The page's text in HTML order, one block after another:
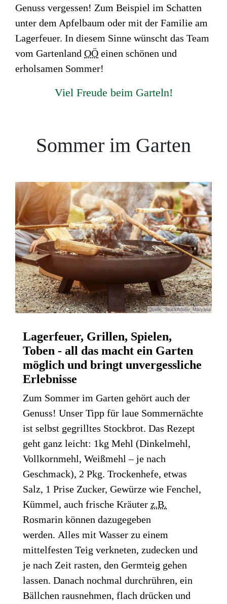
Genuss vergessen! Zum Beispiel im Schatten
unter dem Apfelbaum oder mit der Familie am
Lagerfeuer. In diesem Sinne wünscht das Team
vom Gartenland OÖ einen schönen und
erholsamen Sommer!
Viel Freude beim Garteln!
Sommer im Garten
Quelle: StockAdobe_Maryana
Lagerfeuer, Grillen, Spielen,
Toben - all das macht ein Garten
möglich und bringt unvergessliche
Erlebnisse
Zum Sommer im Garten gehört auch der
Genuss! Unser Tipp für laue Sommernächte
ist selbst gegrilltes Stockbrot. Das Rezept
geht ganz leicht: 1kg Mehl (Dinkelmehl,
Vollkornmehl, Weißmehl – je nach
Geschmack), 2 Pkg. Trockenhefe, etwas
Salz, 1 Prise Zucker, Gewürze wie Fenchel,
Kümmel, auch frische Kräuter z.B.
Rosmarin können dazugegeben
werden. Alles mit Wasser zu einem
mittelfesten Teig verkneten, zudecken und
je nach Zeit rasten, den Germteig gehen
lassen. Danach nochmal durchrühren, ein
Bällchen rausnehmen, flach drücken und